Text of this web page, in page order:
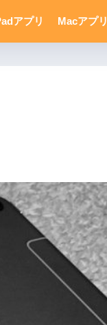
アプリ Macアプリ